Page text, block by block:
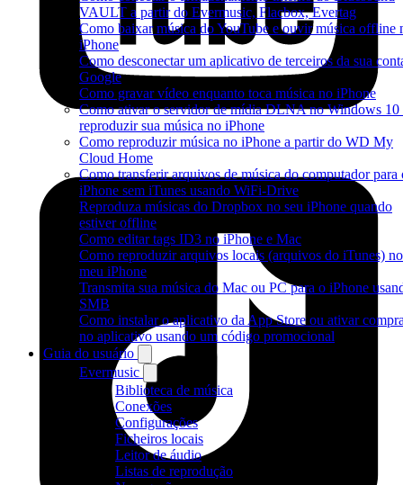
VAULT a partir do Evermusic, Flacbox, Evertag
Como baixar música do YouTube e ouvir música offline
iPhone
Como desconectar um aplicativo de terceiros da sua
Google
Como gravar vídeo enquanto toca música no iPhone
Como ativar o servidor de mídia DLNA no Windows 10
reproduzir sua música no iPhone
Como reproduzir música no iPhone a partir do WD My
Cloud Home
Como transferir arquivos de música do computador para
iPhone sem iTunes usando WiFi-Drive
Reproduza músicas do Dropbox no seu iPhone quando
estiver offline
Como editar tags ID3 no iPhone e Mac
Como reproduzir arquivos locais (arquivos do iTunes) no
meu iPhone
Transmita sua música do Mac ou PC para o iPhone
SMB
Como instalar o aplicativo da App Store ou ativar
no aplicativo usando um código promocional
Guia do usuário
Evermusic
Biblioteca de música
Conexões
Configurações
Ficheiros locais
Leitor de áudio
Listas de reprodução